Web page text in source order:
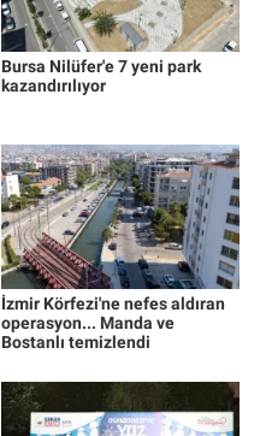
Bursa Nilüfer'e 7 yeni park
kazandırılıyor
İzmir Körfezi'ne nefes aldıran
operasyon... Manda ve
Bostanlı temizlendi